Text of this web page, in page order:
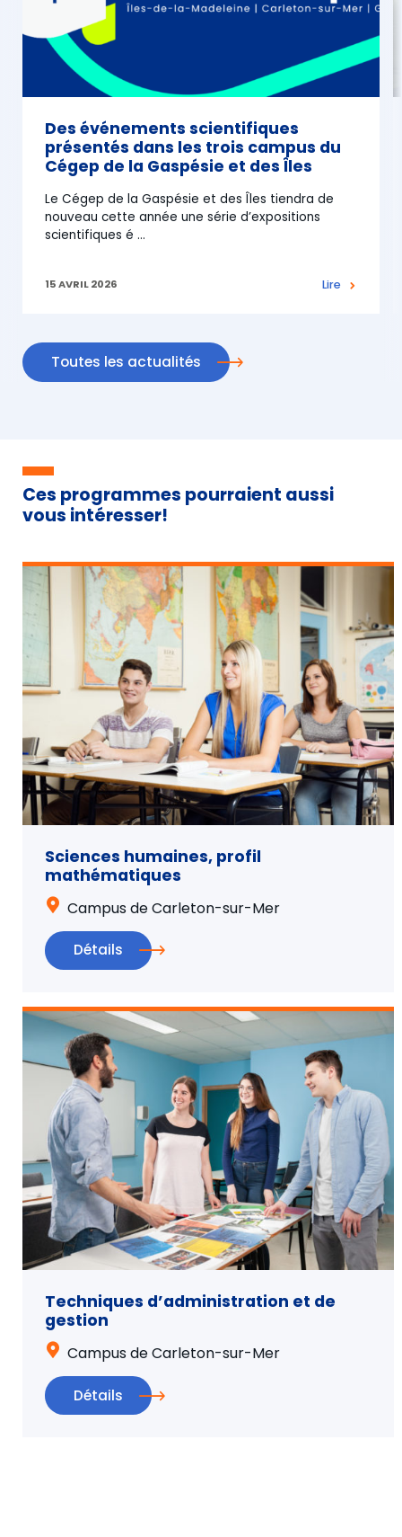
Des événements scientifiques
présentés dans les trois campus du
Cégep de la Gaspésie et des Îles
Le Cégep de la Gaspésie et des Îles tiendra de
nouveau cette année une série d’expositions
scientifiques é …
15 AVRIL 2026 Lire
Toutes les actualités
Ces programmes pourraient aussi
vous intéresser!
Sciences humaines, profil
mathématiques
Campus de Carleton-sur-Mer
Détails
Techniques d’administration et de
gestion
Campus de Carleton-sur-Mer
Détails